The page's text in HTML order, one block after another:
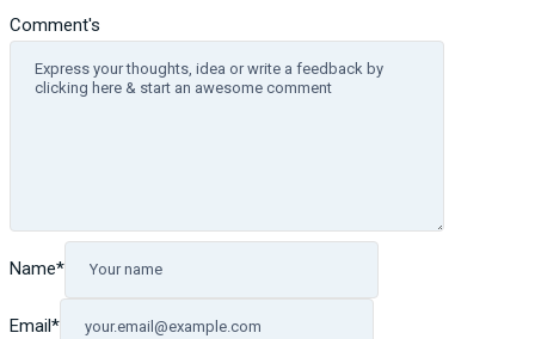
Comment's
Name*
Email*